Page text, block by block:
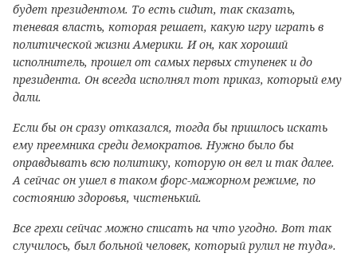
будет президентом. То есть сидит, так сказать,
теневая власть, которая решает, какую игру играть в
политической жизни Америки. И он, как хороший
исполнитель, прошел от самых первых ступенек и до
президента. Он всегда исполнял тот приказ, который ему
дали.
Если бы он сразу отказался, тогда бы пришлось искать
ему преемника среди демократов. Нужно было бы
оправдывать всю политику, которую он вел и так далее.
А сейчас он ушел в таком форс-мажорном режиме, по
состоянию здоровья, чистенький.
Все грехи сейчас можно списать на что угодно. Вот так
случилось, был больной человек, который рулил не туда».